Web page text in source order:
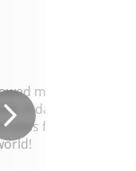
me to
A daily
miss for